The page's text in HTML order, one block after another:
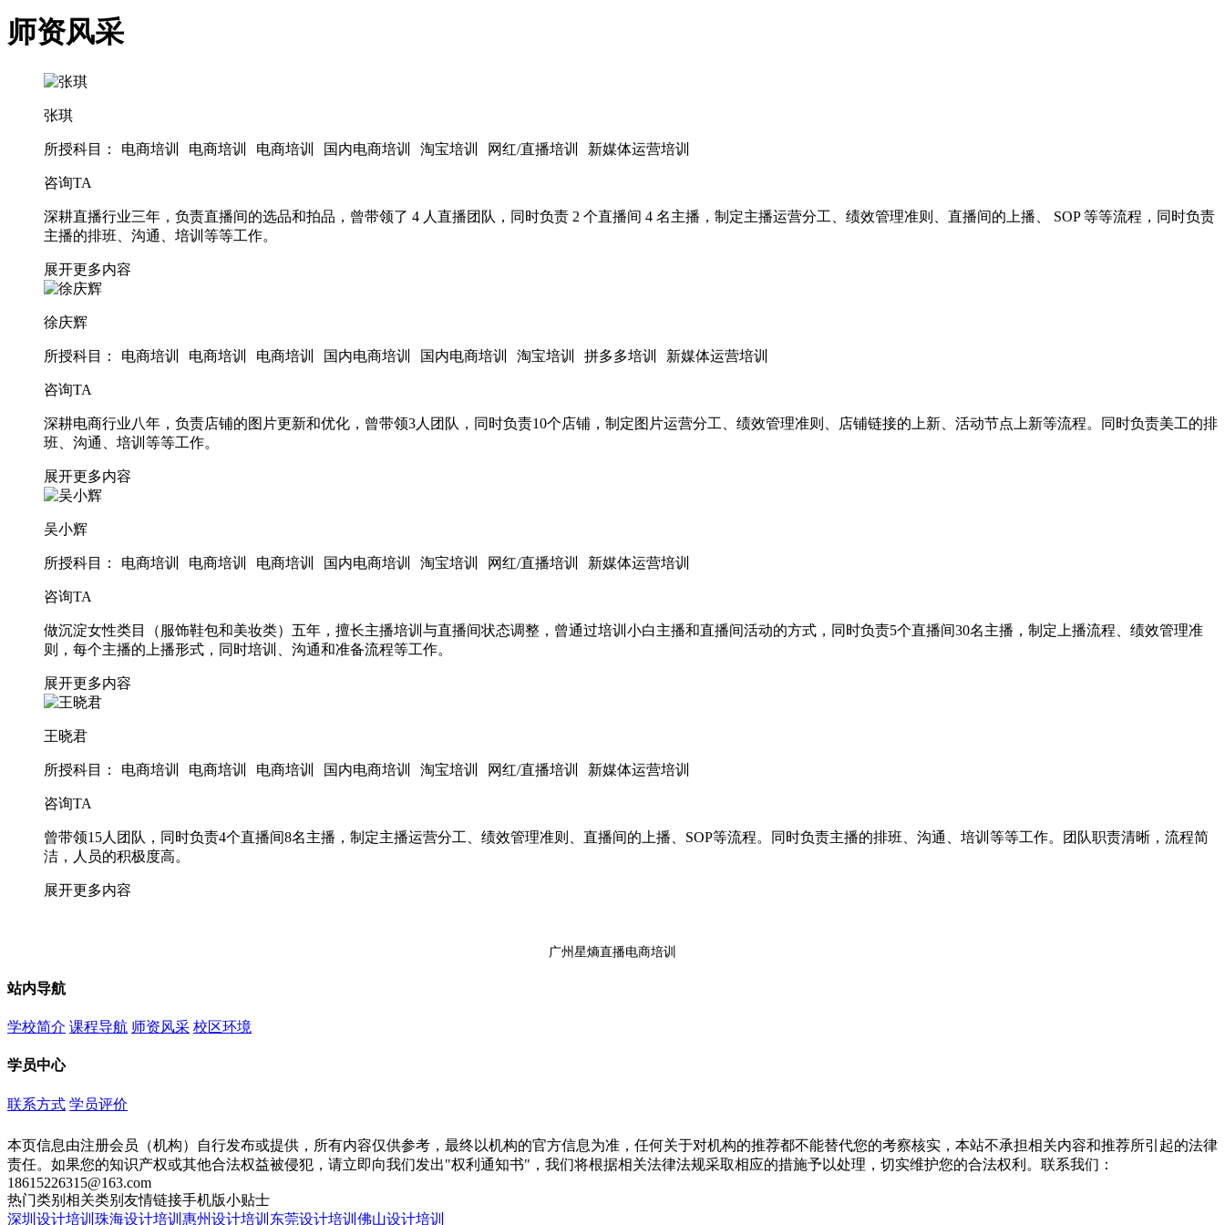
师资风采
张琪
所授科目： 电商培训 电商培训 电商培训 国内电商培训 淘宝培训 网红/直播培训 新媒体运营培训
咨询TA
深耕直播行业三年，负责直播间的选品和拍品，曾带领了 4 人直播团队，同时负责 2 个直播间 4 名主播，制定主播运营分工、绩效管理准则、直播间的上播、 SOP 等等流程，同时负责
主播的排班、沟通、培训等等工作。
展开更多内容
徐庆辉
所授科目： 电商培训 电商培训 电商培训 国内电商培训 国内电商培训 淘宝培训 拼多多培训 新媒体运营培训
咨询TA
深耕电商行业八年，负责店铺的图片更新和优化，曾带领3人团队，同时负责10个店铺，制定图片运营分工、绩效管理准则、店铺链接的上新、活动节点上新等流程。同时负责美工的排
班、沟通、培训等等工作。
展开更多内容
吴小辉
所授科目： 电商培训 电商培训 电商培训 国内电商培训 淘宝培训 网红/直播培训 新媒体运营培训
咨询TA
做沉淀女性类目（服饰鞋包和美妆类）五年，擅长主播培训与直播间状态调整，曾通过培训小白主播和直播间活动的方式，同时负责5个直播间30名主播，制定上播流程、绩效管理准
则，每个主播的上播形式，同时培训、沟通和准备流程等工作。
展开更多内容
王晓君
所授科目： 电商培训 电商培训 电商培训 国内电商培训 淘宝培训 网红/直播培训 新媒体运营培训
咨询TA
曾带领15人团队，同时负责4个直播间8名主播，制定主播运营分工、绩效管理准则、直播间的上播、SOP等流程。同时负责主播的排班、沟通、培训等等工作。团队职责清晰，流程简
洁，人员的积极度高。
展开更多内容
广州星熵直播电商培训
站内导航
学校简介 课程导航 师资风采 校区环境
学员中心
联系方式 学员评价
本页信息由注册会员（机构）自行发布或提供，所有内容仅供参考，最终以机构的官方信息为准，任何关于对机构的推荐都不能替代您的考察核实，本站不承担相关内容和推荐所引起的法律
责任。如果您的知识产权或其他合法权益被侵犯，请立即向我们发出"权利通知书"，我们将根据相关法律法规采取相应的措施予以处理，切实维护您的合法权利。联系我们：
18615226315@163.com
热门类别 相关类别 友情链接手机版小贴士
深圳设计培训 珠海设计培训 惠州设计培训 东莞设计培训 佛山设计培训